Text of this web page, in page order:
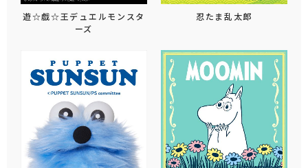
遊☆戯☆王デュエルモンスタ
ーズ
忍たま乱太郎